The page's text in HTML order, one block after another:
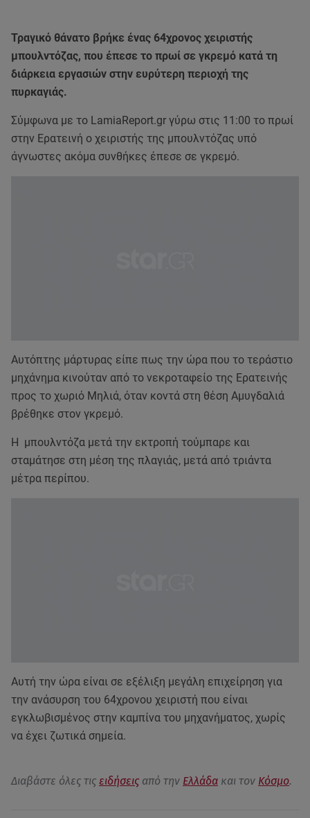
Τραγικό θάνατο βρήκε ένας 64χρονος χειριστής
μπουλντόζας, που έπεσε το πρωί σε γκρεμό κατά τη
διάρκεια εργασιών στην ευρύτερη περιοχή της
πυρκαγιάς.
Σύμφωνα με το LamiaReport.gr γύρω στις 11:00 το πρωί
στην Ερατεινή ο χειριστής της μπουλντόζας υπό
άγνωστες ακόμα συνθήκες έπεσε σε γκρεμό.
Αυτόπτης μάρτυρας είπε πως την ώρα που το τεράστιο
μηχάνημα κινούταν από το νεκροταφείο της Ερατεινής
προς το χωριό Μηλιά, όταν κοντά στη θέση Αμυγδαλιά
βρέθηκε στον γκρεμό.
Η μπουλντόζα μετά την εκτροπή τούμπαρε και
σταμάτησε στη μέση της πλαγιάς, μετά από τριάντα
μέτρα περίπου.
Αυτή την ώρα είναι σε εξέλιξη μεγάλη επιχείρηση για
την ανάσυρση του 64χρονου χειριστή που είναι
εγκλωβισμένος στην καμπίνα του μηχανήματος, χωρίς
να έχει ζωτικά σημεία.
Διαβάστε όλες τις ειδήσεις από την Ελλάδα και τον Κόσμο.